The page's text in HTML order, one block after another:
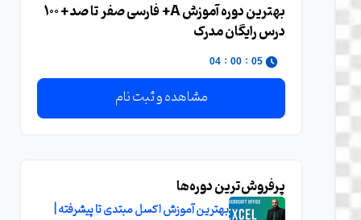
بهترین دوره آموزش A+ فارسی صفر تا صد + 100
درس رایگان مدرک
05
:
00
:
02
مشاهده و ثبت نام
پرفروش‌ترین دوره‌ها
بهترین آموزش اکسل مبتدی تا پیشرفته |